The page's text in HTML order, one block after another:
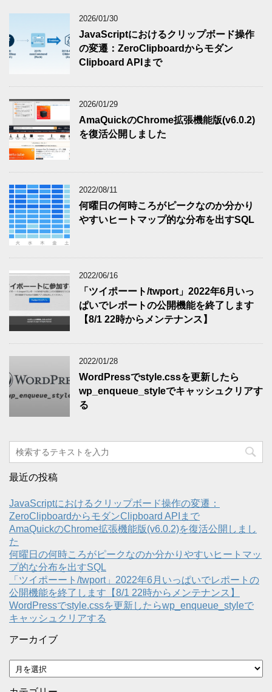
2026/01/30
JavaScriptにおけるクリップボード操作
の変遷：ZeroClipboardからモダン
Clipboard APIまで
2026/01/29
AmaQuickのChrome拡張機能版(v6.0.2)
を復活公開しました
2022/08/11
何曜日の何時ころがピークなのか分かり
やすいヒートマップ的な分布を出すSQL
2022/06/16
「ツイポーート/twport」2022年6月いっ
ぱいでレポートの公開機能を終了します
【8/1 22時からメンテナンス】
2022/01/28
WordPressでstyle.cssを更新したら
wp_enqueue_styleでキャッシュクリアす
る
最近の投稿
JavaScriptにおけるクリップボード操作の変遷：
ZeroClipboardからモダンClipboard APIまで
AmaQuickのChrome拡張機能版(v6.0.2)を復活公開しまし
た
何曜日の何時ころがピークなのか分かりやすいヒートマッ
プ的な分布を出すSQL
「ツイポーート/twport」2022年6月いっぱいでレポートの
公開機能を終了します【8/1 22時からメンテナンス】
WordPressでstyle.cssを更新したらwp_enqueue_styleで
キャッシュクリアする
アーカイブ
ア
ー